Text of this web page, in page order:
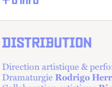
DISTRIBUTION
Direction artistique &
DramaturgieRodrigo